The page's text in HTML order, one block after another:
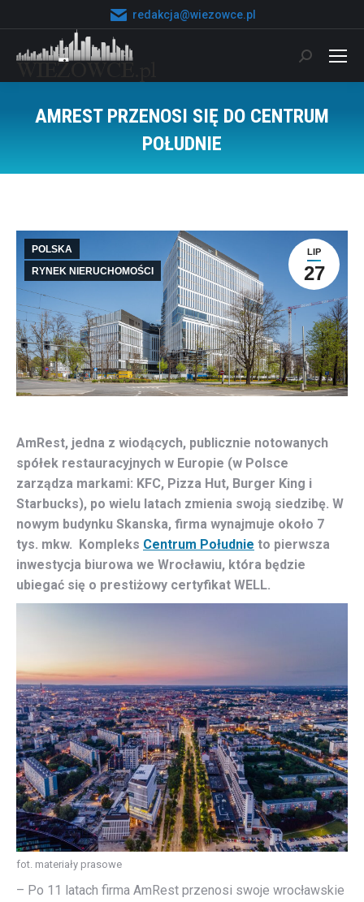
redakcja@wiezowce.pl
Szukaj:
AMREST PRZENOSI SIĘ DO CENTRUM
POŁUDNIE
LIP
27
POLSKA
RYNEK NIERUCHOMOŚCI
AmRest, jedna z wiodących, publicznie notowanych
spółek restauracyjnych w Europie (w Polsce
zarządza markami: KFC, Pizza Hut, Burger King i
Starbucks), po wielu latach zmienia swoją siedzibę. W
nowym budynku Skanska, firma wynajmuje około 7
tys. mkw. Kompleks Centrum Południe to pierwsza
inwestycja biurowa we Wrocławiu, która będzie
ubiegać się o prestiżowy certyfikat WELL.
fot. materiały prasowe
– Po 11 latach firma AmRest przenosi swoje wrocławskie